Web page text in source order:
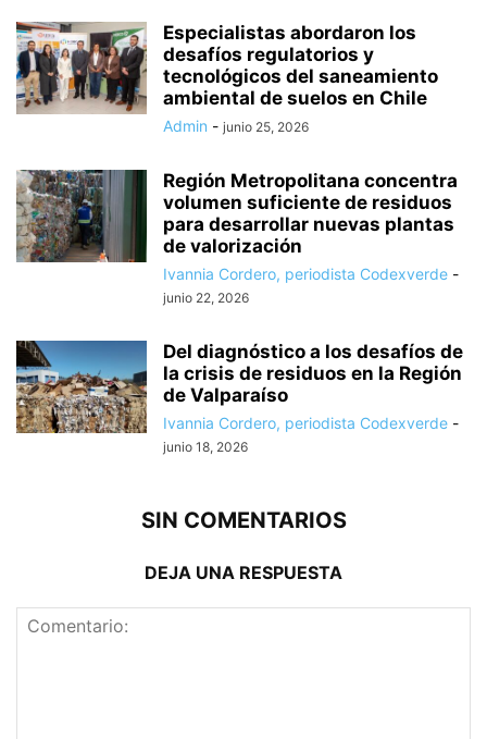
Especialistas abordaron los
desafíos regulatorios y
tecnológicos del saneamiento
ambiental de suelos en Chile
Admin - junio 25, 2026
Región Metropolitana concentra
volumen suficiente de residuos
para desarrollar nuevas plantas
de valorización
Ivannia Cordero, periodista Codexverde -
junio 22, 2026
Del diagnóstico a los desafíos de
la crisis de residuos en la Región
de Valparaíso
Ivannia Cordero, periodista Codexverde -
junio 18, 2026
SIN COMENTARIOS
DEJA UNA RESPUESTA